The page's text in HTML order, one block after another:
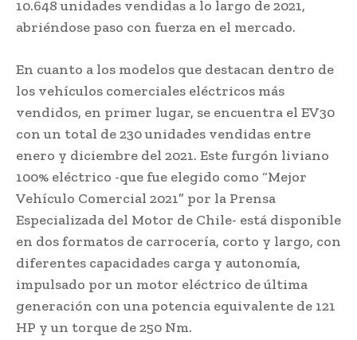
10.648 unidades vendidas a lo largo de 2021,
abriéndose paso con fuerza en el mercado.
En cuanto a los modelos que destacan dentro de
los vehículos comerciales eléctricos más
vendidos, en primer lugar, se encuentra el EV30
con un total de 230 unidades vendidas entre
enero y diciembre del 2021. Este furgón liviano
100% eléctrico -que fue elegido como “Mejor
Vehículo Comercial 2021” por la Prensa
Especializada del Motor de Chile- está disponible
en dos formatos de carrocería, corto y largo, con
diferentes capacidades carga y autonomía,
impulsado por un motor eléctrico de última
generación con una potencia equivalente de 121
HP y un torque de 250 Nm.